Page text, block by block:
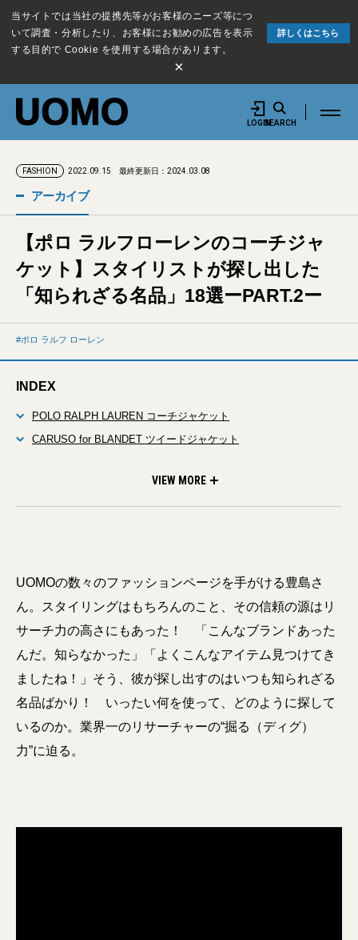
当サイトでは当社の提携先等がお客様のニーズ等につ
いて調査・分析したり、お客様にお勧めの広告を表示
する目的で Cookie を使用する場合があります。
詳しくはこちら
×
LOGINSEARCH
FASHION 2022.09.15 最終更新日：2024.03.08
アーカイブ
【ポロ ラルフローレンのコーチジャ
ケット】スタイリストが探し出した
「知られざる名品」18選ーPART.2ー
ポロ ラルフ ローレン
INDEX
POLO RALPH LAUREN コーチジャケット
CARUSO for BLANDET ツイードジャケット
VIEW MORE
UOMOの数々のファッションページを手がける豊島さ
ん。スタイリングはもちろんのこと、その信頼の源はリ
サーチ力の高さにもあった！ 「こんなブランドあった
んだ。知らなかった」「よくこんなアイテム見つけてき
ましたね！」そう、彼が探し出すのはいつも知られざる
名品ばかり！ いったい何を使って、どのように探して
いるのか。業界一のリサーチャーの“掘る（ディグ）
力”に迫る。